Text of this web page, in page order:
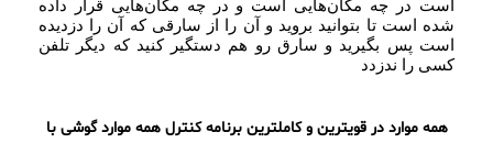
است در چه مکان‌هایی است و در چه مکان‌هایی قرار داده
شده است تا بتوانید بروید و آن را از سارقی که آن را دزدیده
است پس بگیرید و سارق رو هم دستگیر کنید که دیگر تلفن
کسی را ندزدد
همه موارد در قویترین وکاملترین برنامه کنترل همه موارد گوشی با